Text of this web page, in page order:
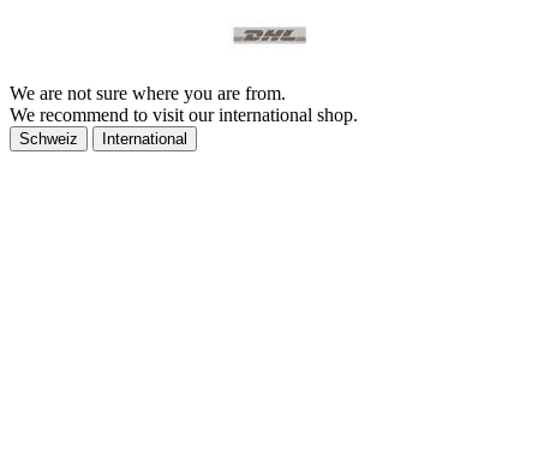
We are not sure where you are from.
We recommend to visit our international shop.
Schweiz International